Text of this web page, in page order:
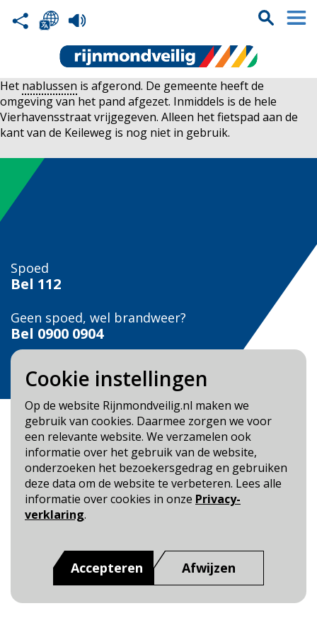
Cookie instellingen
Op de website Rijnmondveilig.nl maken we
gebruik van cookies. Daarmee zorgen we voor
een relevante website. We verzamelen ook
informatie over het gebruik van de website,
onderzoeken het bezoekersgedrag en gebruiken
deze data om de website te verbeteren. Lees alle
informatie over cookies in onze Privacy-
verklaring.
Accepteren Afwijzen
Het nablussen is afgerond. De gemeente heeft de
omgeving van het pand afgezet. Inmiddels is de hele
Vierhavensstraat vrijgegeven. Alleen het fietspad aan de
kant van de Keileweg is nog niet in gebruik.
Spoed
Bel 112
Geen spoed, wel brandweer?
Bel 0900 0904
Veilig Leven?
Bel 0900-8387
Blijf op de hoogte
Cookie- en Privacybeleid
Dit is een website van
Veiligheidsregio Rotterdam-